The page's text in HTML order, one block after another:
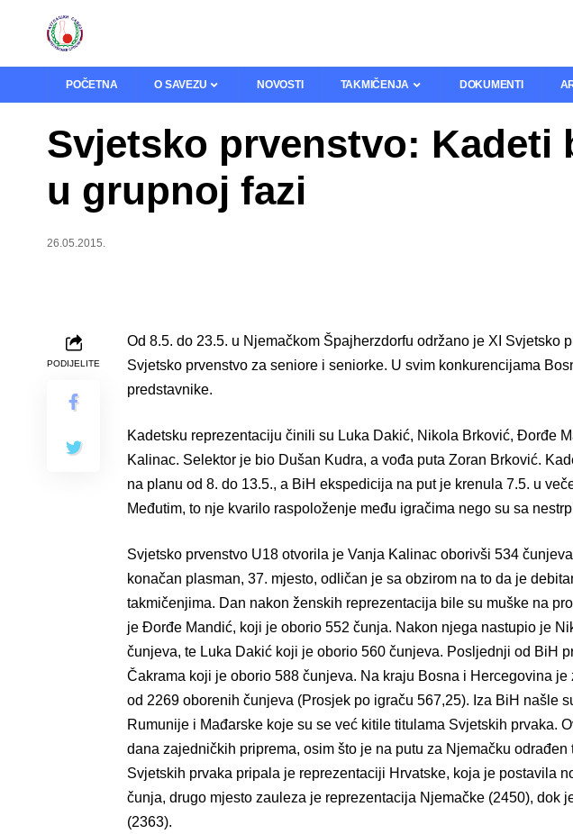
POČETNA O SAVEZU NOVOSTI TAKMIČENJA DOKUMENTI
Svjetsko prvenstvo:
u grupnoj fazi
26.05.2015.
PODIJELITE
Od 8.5. do 23.5. u Njemačkom Špajherzdorfu održano je XI Svjetsko
Svjetsko prvenstvo za seniore i seniorke. U svim konkurencijama
predstavnike.
Kadetsku reprezentaciju činili su Luka Dakić, Nikola Brković, Đorđe
Kalinac. Selektor je bio Dušan Kudra, a vođa puta Zoran Brković.
na planu od 8. do 13.5., a BiH ekspedicija na put je krenula 7.5. u
Međutim, to nje kvarilo raspoloženje među igračima nego su sa
Svjetsko prvenstvo U18 otvorila je Vanja Kalinac oborivši 534
konačan plasman, 37. mjesto, odličan je sa obzirom na to da je
takmičenjima. Dan nakon ženskih reprezentacija bile su muške na
je Đorđe Mandić, koji je oborio 552 čunja. Nakon njega nastupio je
čunjeva, te Luka Dakić koji je oborio 560 čunjeva. Posljednji od BiH
Čakrama koji je oborio 588 čunjeva. Na kraju Bosna i Hercegovina je
od 2269 oborenih čunjeva (Prosjek po igraču 567,25). Iza BiH našle
Rumunije i Mađarske koje su se već kitile titulama Svjetskih prvaka.
dana zajedničkih priprema, osim što je na putu za Njemačku odrađen
Svjetskih prvaka pripala je reprezentaciji Hrvatske, koja je postavila
čunja, drugo mjesto zauleza je reprezentacija Njemačke (2450), dok
(2363).